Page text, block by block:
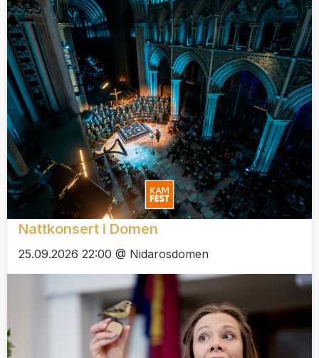
Nattkonsert i Domen
25.09.2026 22:00 @ Nidarosdomen